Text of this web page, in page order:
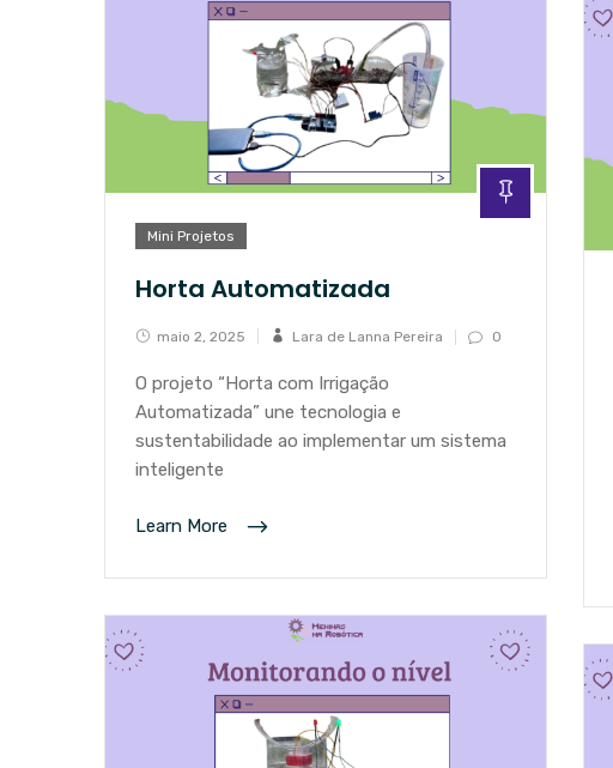
Mini Projetos
Horta Automatizada
maio 2, 2025 Lara de Lanna Pereira 0
O projeto “Horta com Irrigação
Automatizada” une tecnologia e
sustentabilidade ao implementar um sistema
inteligente
Learn More